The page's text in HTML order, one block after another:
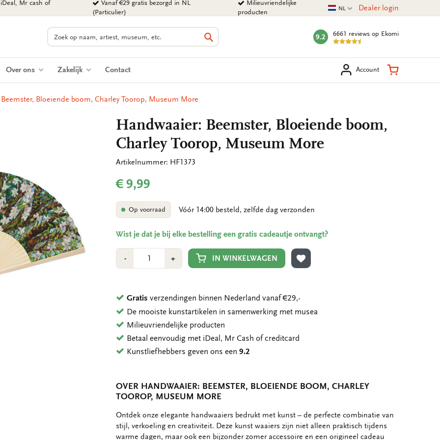
Mr cash of
Vanaf €29 gratis bezorgd in NL
(Particulier)
Milieuvriendelijke
producten
Huidige taal
NL Dealer login
Zoeken
Zoeken
mark:
9.2 6661 reviews op Ekomi
Over ons Zakelijk Contact Account Winkelmand
Bloeiende boom, Charley Toorop, Museum More
Handwaaier: Beemster, Bloeiende boom,
Charley Toorop, Museum More
Artikelnummer: HF1373
€ 9,99
Op voorraad Vóór 14:00 besteld, zelfde dag verzonden
Wist je dat je bij elke bestelling een gratis cadeautje ontvangt?
-Min
1
+Plus
1
IN WINKELWAGEN
TOEVOEGEN AAN VERLANGLIJST
Gratis verzendingen binnen Nederland vanaf €29,-
De mooiste kunstartikelen in samenwerking met musea
Milieuvriendelijke producten
Betaal eenvoudig met iDeal, Mr Cash of creditcard
Kunstliefhebbers geven ons een9.2
OVER HANDWAAIER: BEEMSTER, BLOEIENDE BOOM, CHARLEY
TOOROP, MUSEUM MORE
OMSCHRIJVING
Ontdek onze elegante handwaaiers bedrukt met kunst – de perfecte combinatie van
stijl, verkoeling en creativiteit. Deze kunst waaiers zijn niet alleen praktisch tijdens
warme dagen, maar ook een bijzonder zomer accessoire en een origineel cadeau